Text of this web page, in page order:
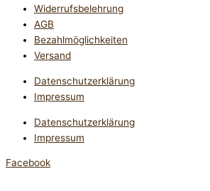
Widerrufsbelehrung
AGB
Bezahlmöglichkeiten
Versand
Datenschutzerklärung
Impressum
Datenschutzerklärung
Impressum
Facebook